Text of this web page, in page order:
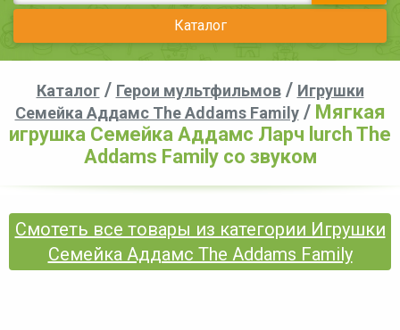
Каталог
Каталог/ Герои мультфильмов/ Игрушки
Семейка Аддамс The Addams Family/ Мягкая
игрушка Семейка Аддамс Ларч lurch The
Addams Family со звуком
Смотеть все товары из категории Игрушки
Семейка Аддамс The Addams Family